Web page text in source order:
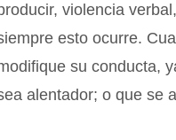
violencia
esto ocurre.
su conducta,
alentador; o que se